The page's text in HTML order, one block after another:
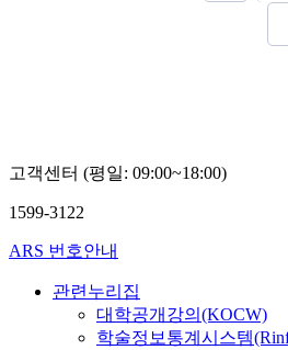
고객센터 (평일: 09:00~18:00)
1599-3122
ARS 번호안내
관련누리집
대학공개강의(KOCW)
학술정보통계시스템